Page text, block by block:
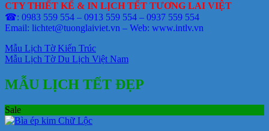
CTY THIẾT KẾ & IN LỊCH TẾT TƯƠNG LAI VIỆT
☎: 0983 559 554 – 0913 559 554 – 0937 559 554
Email: lichtet@tuonglaiviet.vn – Web: www.intlv.vn
Mẫu Lịch Tờ Kiến Trúc
Mẫu Lịch Tờ Du Lịch Việt Nam
MẪU LỊCH TẾT ĐẸP
Sale